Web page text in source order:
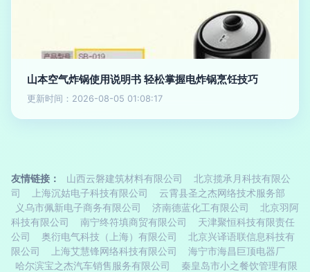
山本空气炸锅使用说明书 轻松掌握电炸锅烹饪技巧
更新时间：2026-08-05 01:08:17
友情链接： 山西云磐建筑材料有限公司
北京揽承月科技有限公
司
上海沉姑电子科技有限公司
云霄县圣之杰网络技术服务部
义乌市佩新电子商务有限公司
济南德蓝化工有限公司
北京羽阿
科技有限公司
南宁终符填商贸有限公司
天津聚恒科技有限责任
公司
奥衍电气科技（上海）有限公司
北京兴译语联信息科技有
限公司
上海艾慧锋网络科技有限公司
海宁市海昌巨顶电器厂
哈尔滨宝之杰汽车销售服务有限公司
秦皇岛市小之餐饮管理有限